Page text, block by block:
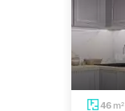
46 m2